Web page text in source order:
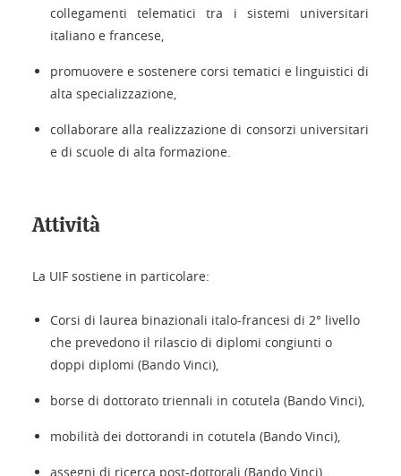
collegamenti telematici tra i sistemi universitari
italiano e francese,
promuovere e sostenere corsi tematici e linguistici di
alta specializzazione,
collaborare alla realizzazione di consorzi universitari
e di scuole di alta formazione.
Attività
La UIF sostiene in particolare:
Corsi di laurea binazionali italo-francesi di 2° livello
che prevedono il rilascio di diplomi congiunti o
doppi diplomi (Bando Vinci),
borse di dottorato triennali in cotutela (Bando Vinci),
mobilità dei dottorandi in cotutela (Bando Vinci),
assegni di ricerca post-dottorali (Bando Vinci),